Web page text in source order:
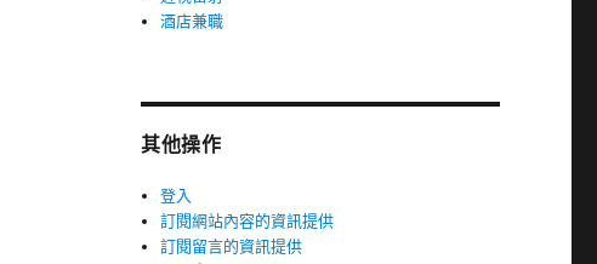
酒店兼職
其他操作
登入
訂閱網站內容的資訊提供
訂閱留言的資訊提供